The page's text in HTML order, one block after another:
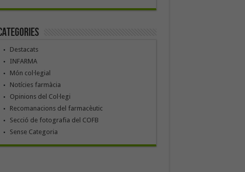
Destacats
INFARMA
Món col·legial
Notícies farmàcia
Opinions del Col·legi
Recomanacions del farmacèutic
Secció de fotografia del COFB
Sense Categoria